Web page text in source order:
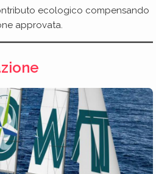
ecologico compensando
approvata.